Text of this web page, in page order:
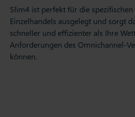
Slim4 ist perfekt für die spezifischen
Einzelhandels ausgelegt und sorgt
schneller und effizienter als Ihre
Anforderungen des Omnichannel-
können.